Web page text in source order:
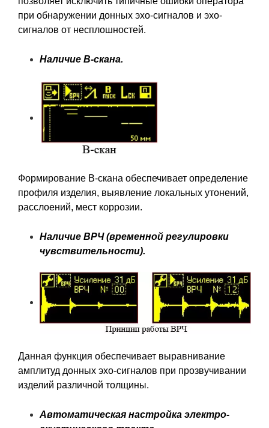
при обнаружении донных эхо-сигналов и эхо-
сигналов от несплошностей.
Наличие B-скана.
Формирование B-скана обеспечивает определение
профиля изделия, выявление локальных утонений,
расслоений, мест коррозии.
Наличие ВРЧ (временной регулировки
чувствительности).
Данная функция обеспечивает выравнивание
амплитуд донных эхо-сигналов при прозвучивании
изделий различной толщины.
Автоматическая настройка электро-